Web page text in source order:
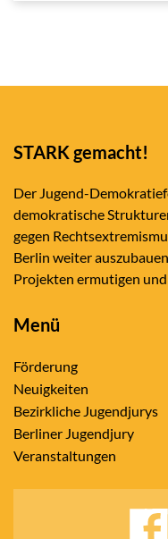
STARK gemacht!
Der Jugend-
demokratische
gegen
Berlin weiter
Projekten ermutigen
Menü
Förderung
Neuigkeiten
Bezirkliche Jugendjurys
Berliner Jugendjury
Veranstaltungen